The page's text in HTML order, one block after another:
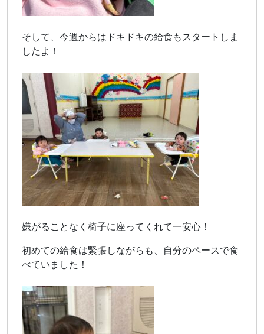
そして、今週からはドキドキの給食もスタートしま
したよ！
嫌がることなく椅子に座ってくれて一安心！
初めての給食は緊張しながらも、自分のペースで食
べていました！